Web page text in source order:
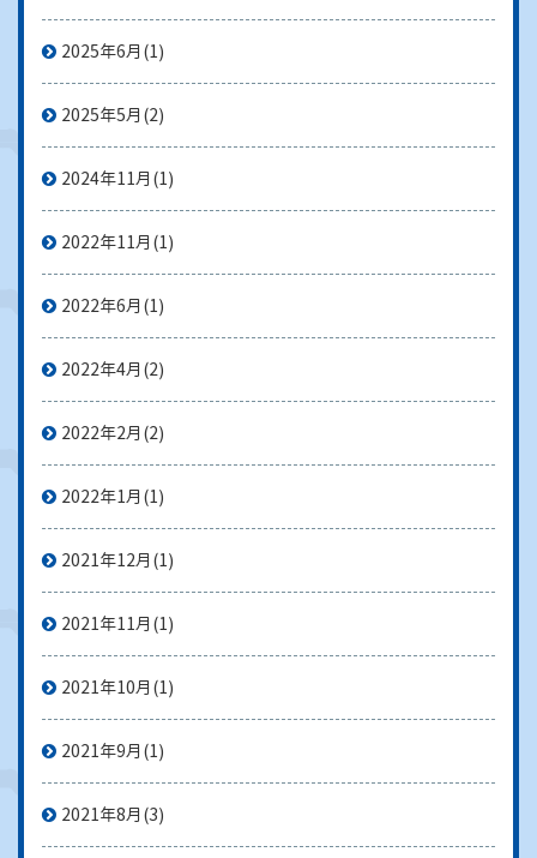
2025年6月 (1)
2025年5月 (2)
2024年11月 (1)
2022年11月 (1)
2022年6月 (1)
2022年4月 (2)
2022年2月 (2)
2022年1月 (1)
2021年12月 (1)
2021年11月 (1)
2021年10月 (1)
2021年9月 (1)
2021年8月 (3)